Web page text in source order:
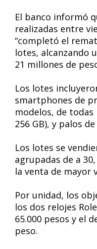
El banco informó
realizadas entre
“completó el
lotes, alcanzando
21 millones de
Los lotes
smartphones de
modelos, de todas
256 GB), y palos
Los lotes se
agrupadas de a
la venta de mayor
Por unidad, los
los dos relojes
65.000 pesos y el
peso.